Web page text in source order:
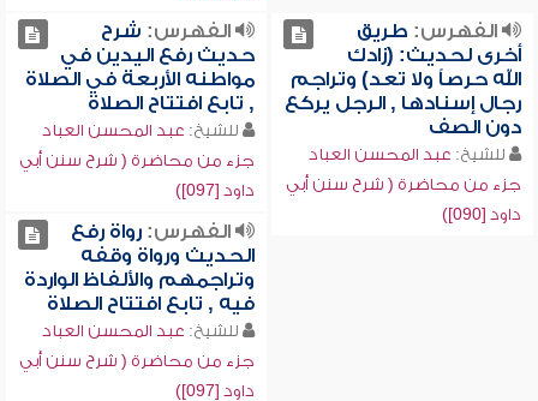
الفهرس: طريق
أخرى لحديث: (زادك
الله حرصاً ولا تعد) وتراجم
رجال إسنادها , الرجل يركع
دون الصف
للشيخ: عبد المحسن العباد
جزء من محاضرة ( شرح سنن أبي
داود [090])
الفهرس: شرح
حديث رفع اليدين في
مواطنه الأربعة في الصلاة
, تابع افتتاح الصلاة
للشيخ: عبد المحسن العباد
جزء من محاضرة ( شرح سنن أبي
داود [097])
الفهرس:رواة رفع
الحديث ورواة وقفه
وتراجمهم والألفاظ الواردة
فيه , تابع افتتاح الصلاة
للشيخ: عبد المحسن العباد
جزء من محاضرة ( شرح سنن أبي
داود [097])